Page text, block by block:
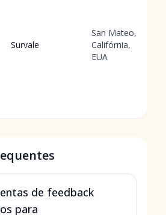
Survale
San Mateo,
Califórnia,
EUA
de feedback
para